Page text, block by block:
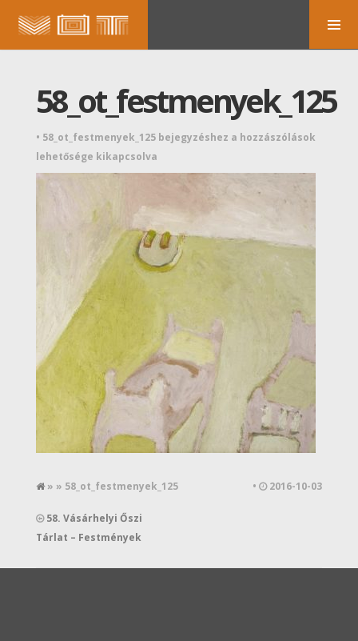
58_ot_festmenyek_125
• 58_ot_festmenyek_125 bejegyzéshez a hozzászólások
lehetősége kikapcsolva
» » 58_ot_festmenyek_125 • 2016-10-03
58. Vásárhelyi Őszi
Tárlat – Festmények